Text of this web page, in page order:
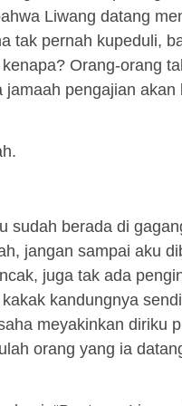
Liwang datang
tak pernah kupeduli,
Orang-orang
pengajian akan
sudah berada di
jangan sampai aku
juga tak ada
kandungnya
meyakinkan diriku
orang yang ia